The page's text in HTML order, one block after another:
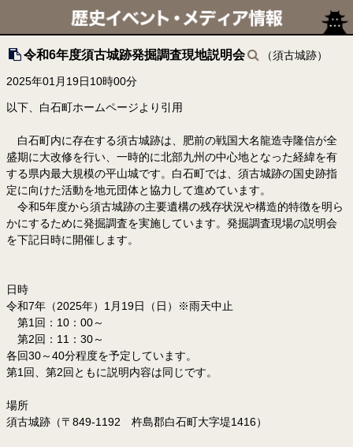
令和6年度須古城跡発掘調査現地説明会 （須古城跡）
2025年01月19日10時00分
以下、白石町ホームページより引用
白石町内に存在する須古城跡は、肥前の戦国大名龍造寺隆信が全
盛期に大改修を行い、一時的に北部九州の中心地となった経緯を有
する県内最大規模の平山城です。白石町では、須古城跡の国史跡指
定に向けた活動を地元団体と協力して進めています。
令和5年度から須古城跡の主要遺構の残存状況や構造的特徴を明ら
かにするために発掘調査を実施しています。発掘調査現場の説明会
を下記日時に開催します。
日時
令和7年（2025年）1月19日（日）※雨天中止
第1回：10：00～
第2回：11：30～
各回30～40分程度を予定しています。
第1回、第2回ともに説明内容は同じです。
場所
須古城跡（〒849-1192 杵島郡白石町大字堤1416）